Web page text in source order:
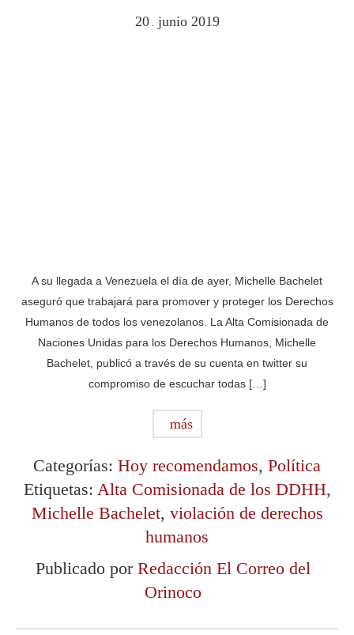
20 . junio 2019
A su llegada a Venezuela el día de ayer, Michelle Bachelet
aseguró que trabajará para promover y proteger los Derechos
Humanos de todos los venezolanos. La Alta Comisionada de
Naciones Unidas para los Derechos Humanos, Michelle
Bachelet, publicó a través de su cuenta en twitter su
compromiso de escuchar todas […]
más
Categorías: Hoy recomendamos, Política
Etiquetas: Alta Comisionada de los DDHH,
Michelle Bachelet, violación de derechos
humanos
Publicado por Redacción El Correo del
Orinoco